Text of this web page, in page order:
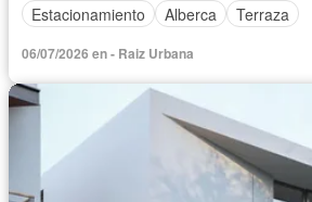
Estacionamiento
Alberca Terraza
06/07/2026 en - Raiz Urbana